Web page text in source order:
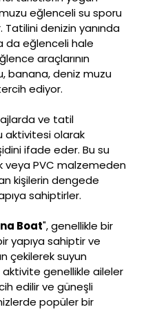
eğlenceli su sporu
denizin yanında
da eğlenceli hale
araçlarının
banana, deniz muzu
ediyor.
ve tatil
aktivitesi olarak
ifade eder. Bu su
veya PVC malzemeden
kişilerin dengede
sahiptirler.
Boat", genellikle bir
yapıya sahiptir ve
çekilerek suyun
genellikle aileler
edilir ve güneşli
popüler bir